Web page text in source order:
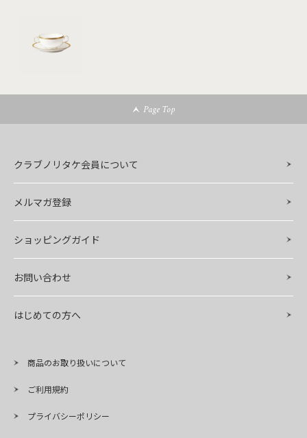
Page Top
クラブノリタケ会員について
メルマガ登録
ショッピングガイド
お問い合わせ
はじめての方へ
商品のお取り扱いについて
ご利用規約
プライバシーポリシー